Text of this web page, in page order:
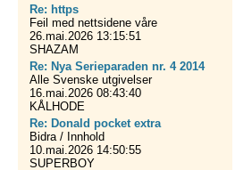
Re: https
Feil med nettsidene våre
26.mai.2026 13:15:51
SHAZAM
Re: Nya Serieparaden nr. 4 2014
Alle Svenske utgivelser
16.mai.2026 08:43:40
KÅLHODE
Re: Donald pocket extra
Bidra / Innhold
10.mai.2026 14:50:55
SUPERBOY